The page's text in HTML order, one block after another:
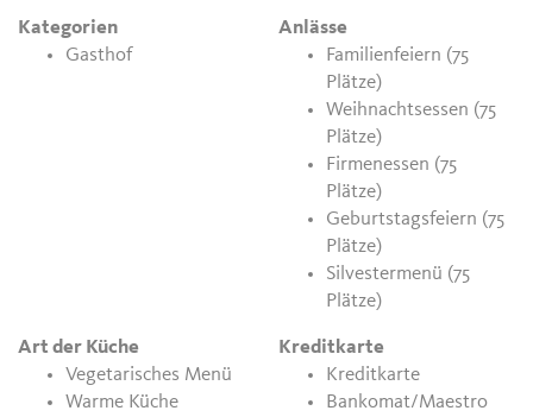
Kategorien
Gasthof
Anlässe
Familienfeiern (75
Plätze)
Weihnachtsessen (75
Plätze)
Firmenessen (75
Plätze)
Geburtstagsfeiern (75
Plätze)
Silvestermenü (75
Plätze)
Art der Küche
Vegetarisches Menü
Warme Küche
Kreditkarte
Kreditkarte
Bankomat/Maestro